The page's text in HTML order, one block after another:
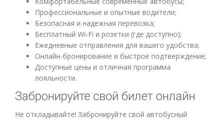
Профессиональные и опытные водители;
Безопасная и надежная перевозка;
Бесплатный Wi-Fi и розетки (где доступно);
Ежедневные отправления для вашего удобства;
Онлайн-бронирование и быстрое подтверждение;
Доступные цены и отличная программа
лояльности.
Забронируйте свой билет онлайн
Не откладывайте! Забронируйте свой автобусный